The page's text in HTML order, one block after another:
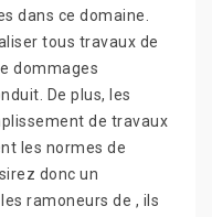
dans ce domaine.
tous travaux de
dommages
De plus, les
de travaux
les normes de
donc un
ramoneurs de , ils